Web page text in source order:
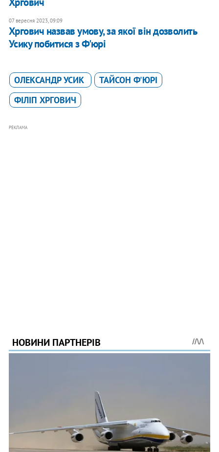
07 вересня 2023, 09:09
Хргович назвав умову, за якої він дозволить
Усику побитися з Ф'юрі
ОЛЕКСАНДР УСИК
ТАЙСОН Ф'ЮРІ
ФІЛІП ХРГОВИЧ
РЕКЛАМА